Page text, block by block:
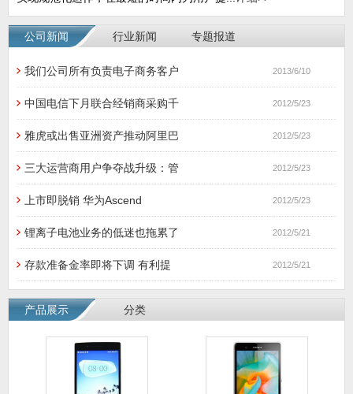
公司新闻 行业新闻 专题报道
我们公司所有负责电子商务客户 2013/6/10
中国电信下月联合经销商采购千 2012/5/23
雅虎或出售亚洲资产推动阿里巴 2012/5/23
三大运营商用户争夺战升级：管 2012/5/23
上市即脱销 华为Ascend 2012/5/23
锂离子电池业务的低迷也拖累了 2012/5/21
存款准备金率即将下调 有利提 2012/5/21
产品展示 分类